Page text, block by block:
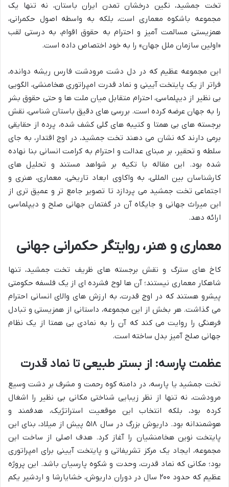
تخت جمشید، نگین درخشان تمدن ایران باستان، نه تنها یک
مجموعه باشکوه معماری است، بلکه به واسطه اصول حکمرانی،
همزیستی مسالمت آمیز و احترام به حقوق اقوام، به درستی لقب
«اولین سازمان ملل جهان» را به خود اختصاص داده است.
این مجموعه عظیم که در دل دشت مرودشت فارس ریشه دوانده،
فراتر از یک پایتخت آیینی و نماد قدرت امپراتوری هخامنشی، الگویی
بی نظیر از دیپلماسی، احترام متقابل میان ملت ها و حتی حقوق بشر
را به جهان عرضه کرده است. بررسی های دقیق باستان شناسی، نقش
برجسته های بی همتا و کتیبه های گلی کشف شده، پرده از حقایقی
برمی دارند که نشان می دهند تخت جمشید، در اوج اقتدار، به جای
سلطه و تحقیر، بر مبنای عدالت و احترام به کرامت انسانی بنا نهاده
شده بود. این مقاله با تکیه بر شواهد مستند و تحلیل های
کارشناسان بین المللی، به واکاوی ابعاد تاریخی، معماری، هنری و
اجتماعی تخت جمشید می پردازد تا تصویر جامع تر و عمیق تری از
این میراث جهانی و جایگاه آن در گفتمان جهانی صلح و دیپلماسی
ارائه دهد.
معماری و هنر، روایتگر حکمرانی جهانی
کاخ های سترگ و نقش برجسته های ظریف تخت جمشید، تنها
شاهکار معماری نیستند؛ آن ها لوح فشرده ای از یک فلسفه حکومتی
پیشرو هستند که در اوج قدرت، به ارزش های والای انسانی احترام
می گذاشت. هر بخش از این مجموعه، داستانی از همزیستی و تبادل
فرهنگی را روایت می کند که آن را به نمادی بی همتا از یک نظام
جهانی صلح آمیز بدل ساخته است.
عظمت پارسه: از بستر طبیعی تا نماد قدرت
تخت جمشید یا پارسه، در دامنه کوه رحمت و مشرف بر دشت وسیع
مرودشت، نه تنها از نظر زیبایی شناختی مکانی بی نظیر را اشغال
کرده بود، بلکه انتخاب این موقعیت استراتژیک، هدفمند و
هوشمندانه بود. داریوش بزرگ در سال ۵۱۸ پیش از میلاد، بنای این
پایتخت نوین هخامنشیان را آغاز کرد. هدف اصلی از ساخت این
مجموعه، ایجاد یک مرکز تشریفاتی و پایتخت آیینی برای امپراتوری
بود؛ مکانی که نماد قدرت، وحدت و شکوه پارسیان باشد. این پروژه
عظیم که حدود ۲۰۰ سال در دوران داریوش، خشایارشا و اردشیر یکم